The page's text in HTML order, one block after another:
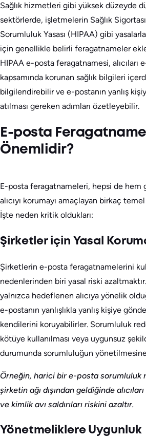
Sağlık hizmetleri gibi yüksek düzeyde
sektörlerde, işletmelerin Sağlık
Sorumluluk Yasası (HIPAA) gibi
için genellikle belirli feragatnameler
HIPAA e-posta feragatnamesi, alıcıları
kapsamında korunan sağlık bilgileri
bilgilendirebilir ve e-postanın yanlış
atılması gereken adımları özetleyebilir.
E-posta
Önemlidir?
E-posta feragatnameleri, hepsi de hem
alıcıyı korumayı amaçlayan birkaç
İşte neden kritik oldukları:
Şirketler için Yasal
Şirketlerin e-posta feragatnamelerini
nedenlerinden biri yasal riski
yalnızca hedeflenen alıcıya yönelik
e-postanın yanlışlıkla yanlış kişiye
kendilerini koruyabilirler. Sorumluluk
kötüye kullanılması veya uygunsuz
durumunda sorumluluğun
Örneğin, harici bir e-posta sorumluluk
şirketin ağı dışından geldiğinde
ve kimlik avı saldırıları riskini azaltır.
Yönetmeliklere Uygunluk